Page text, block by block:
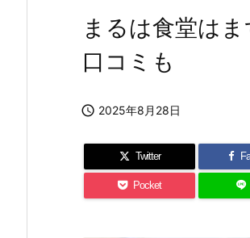
まるは食堂は
口コミも
 2025年8月28日
Twitter
Pocket